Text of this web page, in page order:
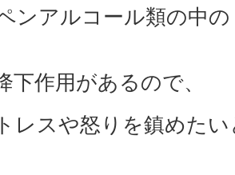
ンアルコール類の中
下作用があるので、
レスや怒りを鎮めた